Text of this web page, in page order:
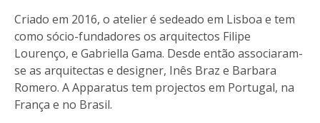
Criado em 2016, o atelier é sedeado em Lisboa e tem
como sócio-fundadores os arquitectos Filipe
Lourenço, e Gabriella Gama. Desde então associaram-
se as arquitectas e designer, Inês Braz e Barbara
Romero. A Apparatus tem projectos em Portugal, na
França e no Brasil.